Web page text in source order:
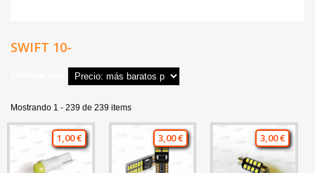
SWIFT 10-
Mostrando 1 - 239 de 239 items
1,00 € 3,00 € 3,00 €